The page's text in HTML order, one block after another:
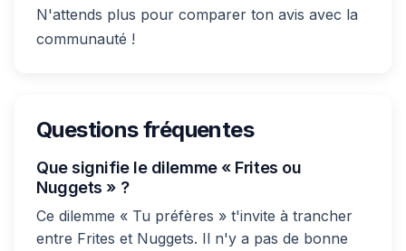
N'attends plus pour comparer ton avis avec la
communauté !
Questions fréquentes
Que signifie le dilemme « Frites ou
Nuggets » ?
Ce dilemme « Tu préfères » t'invite à trancher
entre Frites et Nuggets. Il n'y a pas de bonne